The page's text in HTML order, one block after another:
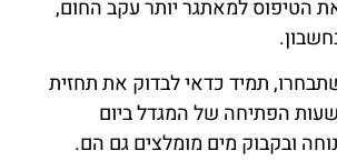
הטיפוס למאתגר יותר עקב החום,
תמיד כדאי לבדוק את תחזית
שעות הפתיחה של המגדל ביום
ובקבוק מים מומלצים גם הם.